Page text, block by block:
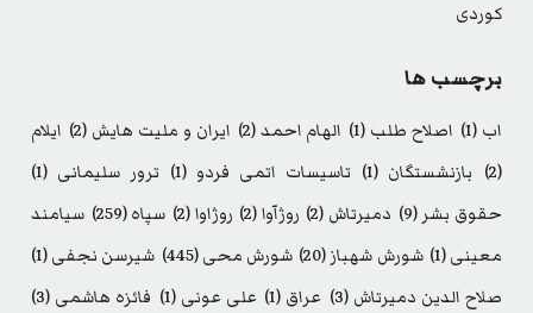
کوردی
برچسب ها
اب (1) اصلاح طلب (1) الهام احمد(2) ایران و ملیت هایش (2)
ایلام
(2)
بازنشستگان (1) تاسیسات اتمی فردو (1) ترور سلیمانی (1)
حقوق بشر (9) دمیرتاش (2) روژآوا(2) روژاوا(2) سپاه(259)
سیامند
معینی(1) شورش شهباز(20) شورش محی(445) شیرسن نجفی(1)
صلاح الدین دمیرتاش (3) عراق (1) علی عونی (1) فائزه هاشمی (3)